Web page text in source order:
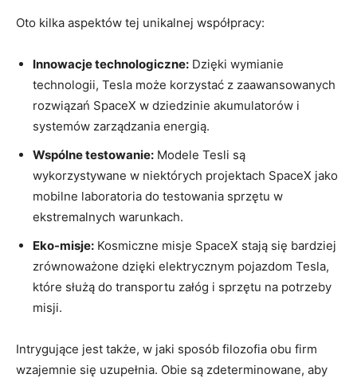
Oto kilka aspektów tej unikalnej współpracy:
Innowacje technologiczne: Dzięki wymianie
technologii, Tesla może korzystać z zaawansowanych
rozwiązań SpaceX w dziedzinie akumulatorów i
systemów zarządzania energią.
Wspólne testowanie: Modele Tesli są
wykorzystywane w niektórych projektach SpaceX jako
mobilne laboratoria do testowania sprzętu w
ekstremalnych warunkach.
Eko-misje: Kosmiczne misje SpaceX stają się bardziej
zrównoważone dzięki elektrycznym pojazdom Tesla,
które służą do transportu załóg i sprzętu na potrzeby
misji.
Intrygujące jest także, w jaki sposób filozofia obu firm
wzajemnie się uzupełnia. Obie są zdeterminowane, aby